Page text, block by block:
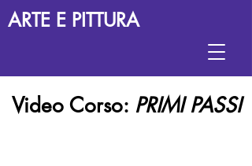
ARTE E PITTURA
Video Corso: PRIMI PASSI